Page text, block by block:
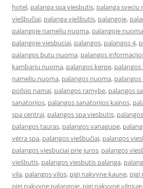
hotel, palanga spa viesbutis, palanga sveciu
viešbučiai, palanga viešbutis, palangoje,
palangoje nameliu nuoma, palangoje nuoma
palangoje viesbuciai, palangos, palangos 4,
palangos butu nuoma, palangos
kambariu nuoma, palangos kerpe,
nameliu nuoma, palangos nuoma, palangos
poilsio namai, palangos ramybe, palangos
sanatorijos, palangos sanatorijos kainos,
spa centrai, palangos spa viesbutis,
palangos tauras, palangos vanagupe,
vėtra spa, palangos viešbučiai, palangos
palangos viesbuciai prie juros, palangos
viešbutis, palangos viesbutis palanga,
vila, palangos vilos, pigi nakvyne kaune, pigi
pigi nakvyne palangoje, pigi nakvynė vilniuje,